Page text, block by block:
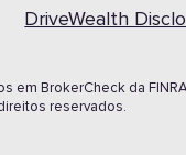
DriveWealth
em BrokerCheck da
reservados.